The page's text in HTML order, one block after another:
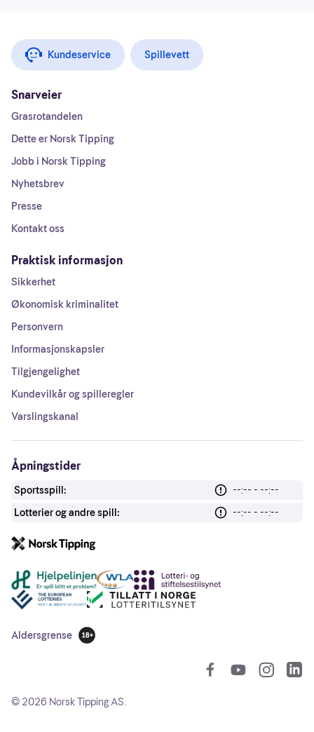
Kundeservice Spillevett
Snarveier
Grasrotandelen
Dette er Norsk Tipping
Jobb i Norsk Tipping
Nyhetsbrev
Presse
Kontakt oss
Praktisk informasjon
Sikkerhet
Økonomisk kriminalitet
Personvern
Informasjonskapsler
Tilgjengelighet
Kundevilkår og spilleregler
Varslingskanal
Åpningstider
Sportsspill:
--:-- - --:--
Lotterier og andre spill:
--:-- - --:--
Andre lenker
Aldersgrense
18 år
© 2026 Norsk Tipping AS.